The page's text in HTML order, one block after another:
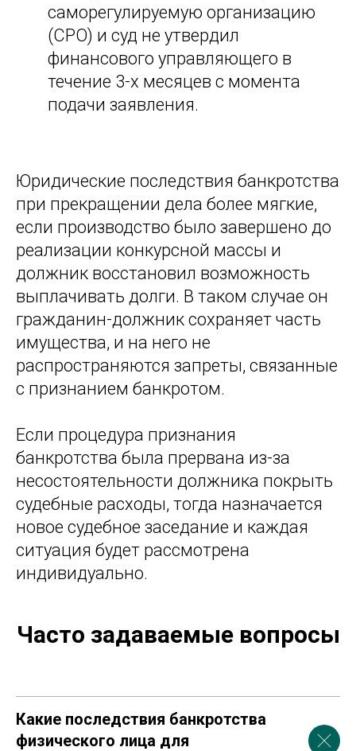
саморегулируемую организацию
(СРО) и суд не утвердил
финансового управляющего в
течение 3-х месяцев с момента
подачи заявления.
Юридические последствия банкротства
при прекращении дела более мягкие,
если производство было завершено до
реализации конкурсной массы и
должник восстановил возможность
выплачивать долги. В таком случае он
гражданин-должник сохраняет часть
имущества, и на него не
распространяются запреты, связанные
с признанием банкротом.
Если процедура признания
банкротства была прервана из-за
несостоятельности должника покрыть
судебные расходы, тогда назначается
новое судебное заседание и каждая
ситуация будет рассмотрена
индивидуально.
Часто задаваемые вопросы
Какие последствия банкротства
физического лица для